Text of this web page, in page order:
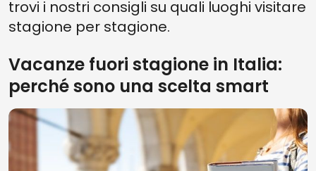
trovi i nostri consigli su quali luoghi visitare
stagione per stagione.
Vacanze fuori stagione in Italia:
perché sono una scelta smart